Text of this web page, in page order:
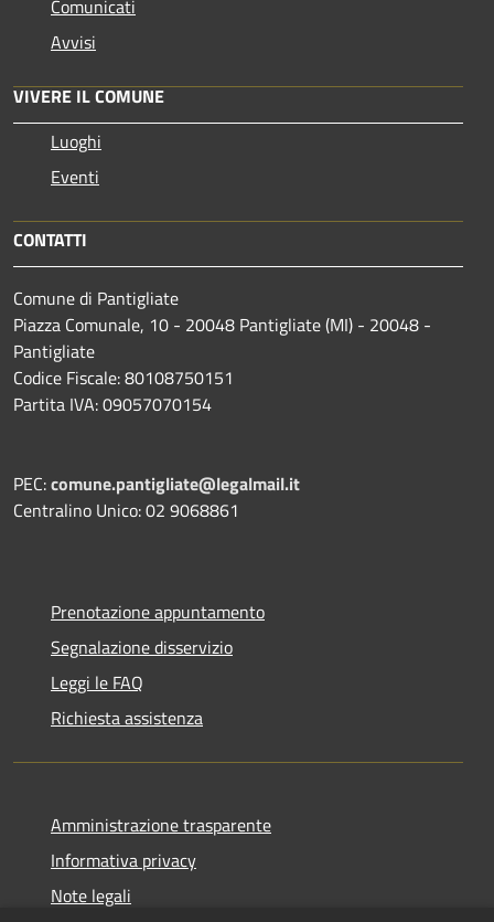
Comunicati
Avvisi
VIVERE IL COMUNE
Luoghi
Eventi
CONTATTI
Comune di Pantigliate
Piazza Comunale, 10 - 20048 Pantigliate (MI) - 20048 -
Pantigliate
Codice Fiscale: 80108750151
Partita IVA: 09057070154
PEC:comune.pantigliate@legalmail.it
Centralino Unico: 02 9068861
Prenotazione appuntamento
Segnalazione disservizio
Leggi le FAQ
Richiesta assistenza
Amministrazione trasparente
Informativa privacy
Note legali